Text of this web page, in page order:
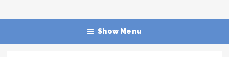
Show Menu